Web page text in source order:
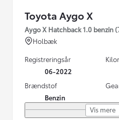
Toyota Aygo X
Aygo X Hatchback 1.0 benzin
Holbæk
Registreringsår
06-2022
Brændstof
Benzin
Vis mere